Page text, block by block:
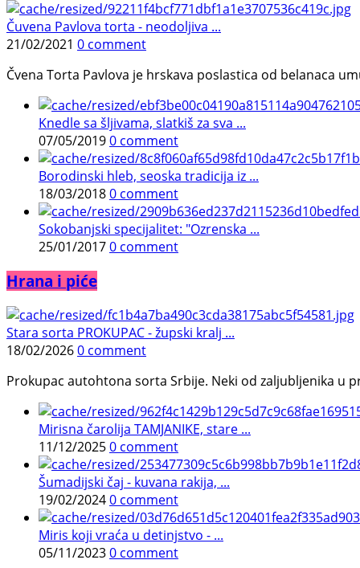
Čuvena Pavlova torta - neodoljiva ...
21/02/2021 0 comment
Čvena Torta Pavlova je hrskava poslastica od belanaca
Knedle sa šljivama, slatkiš za sva ...
07/05/20190 comment
Borodinski hleb, seoska tradicija iz ...
18/03/20180 comment
Sokobanjski specijalitet: "Ozrenska ...
25/01/20170 comment
Hrana i piće
Stara sorta PROKUPAC - župski kralj ...
18/02/20260 comment
Prokupac autohtona sorta Srbije. Neki od zaljubljenika u
Mirisna čarolija TAMJANIKE, stare ...
11/12/20250 comment
Šumadijski čaj - kuvana rakija, ...
19/02/20240 comment
Miris koji vraća u detinjstvo - ...
05/11/20230 comment